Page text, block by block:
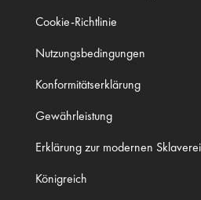
Cookie-Richtlinie
Nutzungsbedingungen
Konformitätserklärung
Gewährleistung
Erklärung zur modernen
Königreich